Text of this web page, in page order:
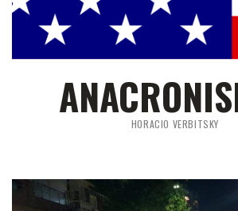
HORACIO VERBITSKY